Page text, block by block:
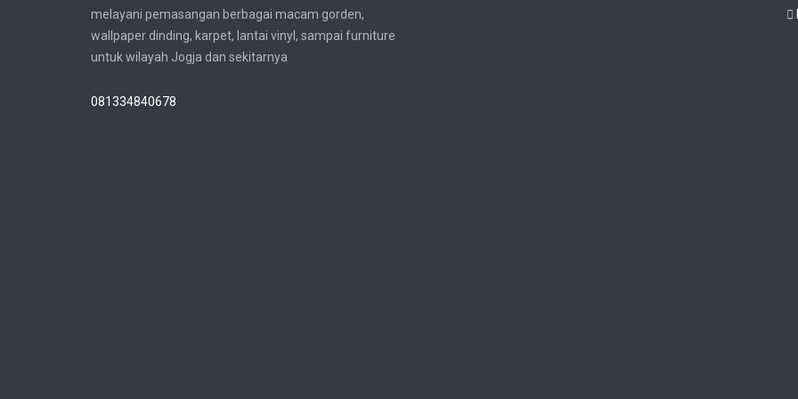
melayani pemasangan berbagai macam gorden,
wallpaper dinding, karpet, lantai vinyl, sampai furniture
untuk wilayah Jogja dan sekitarnya
081334840678